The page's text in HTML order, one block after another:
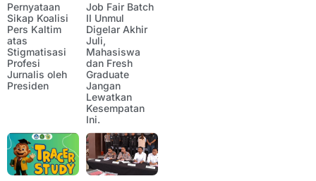
Pernyataan
Sikap Koalisi
Pers Kaltim
atas
Stigmatisasi
Profesi
Jurnalis oleh
Presiden
Job Fair Batch
II Unmul
Digelar Akhir
Juli,
Mahasiswa
dan Fresh
Graduate
Jangan
Lewatkan
Kesempatan
Ini.